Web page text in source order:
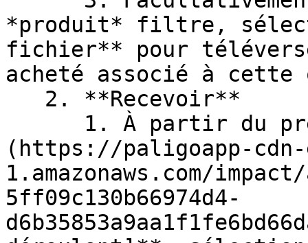
*produit* filtre,
fichier** pour
acheté associé à
(https://paligoapp-cdn-
1.amazonaws.com/
5ff09c130b66974d4-